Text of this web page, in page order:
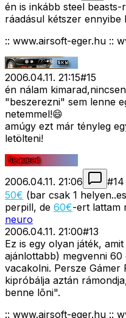
én is inkább steel
ráadásul kétszer ennyibe
:: www.airsoft-eger.hu ::
2006.04.11. 21:15#15
én nálam
"beszerezni" sem lenne
netemmel!😄
amúgy ezt már tényleg
letölteni!
2006.04.11. 21:06 #14
50€ (bar csak 1
perpill, de 60€-ert lattam
neuro
2006.04.11. 21:00#13
Ez is egy olyan játék,
ajánlottabb) megvenni
vacakolni. Persze Gámer
kipróbálja aztán
benne lõni".
:: www.airsoft-eger.hu ::